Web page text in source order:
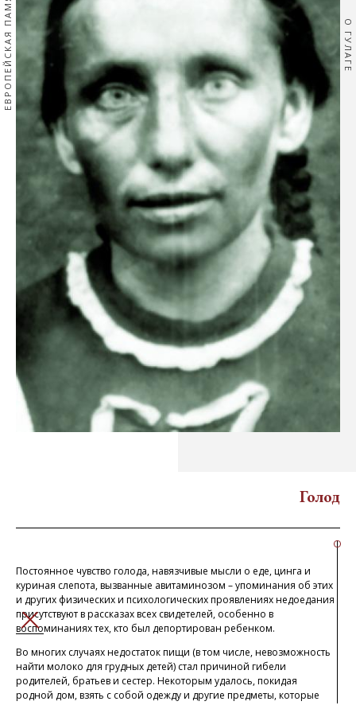
ЕВРОПЕЙСКАЯ ПАМЯТЬ О ГУЛАГЕ
ЗАКРЫТЬ
Голод
Постоянное чувство голода, навязчивые мысли о еде, цинга и
куриная слепота, вызванные авитаминозом – упоминания об этих
и других физических и психологических проявлениях недоедания
присутствуют в рассказах всех свидетелей, особенно в
воспоминаниях тех, кто был депортирован ребенком.
Во многих случаях недостаток пищи (в том числе, невозможность
найти молоко для грудных детей) стал причиной гибели
родителей, братьев и сестер. Некоторым удалось, покидая
родной дом, взять с собой одежду и другие предметы, которые